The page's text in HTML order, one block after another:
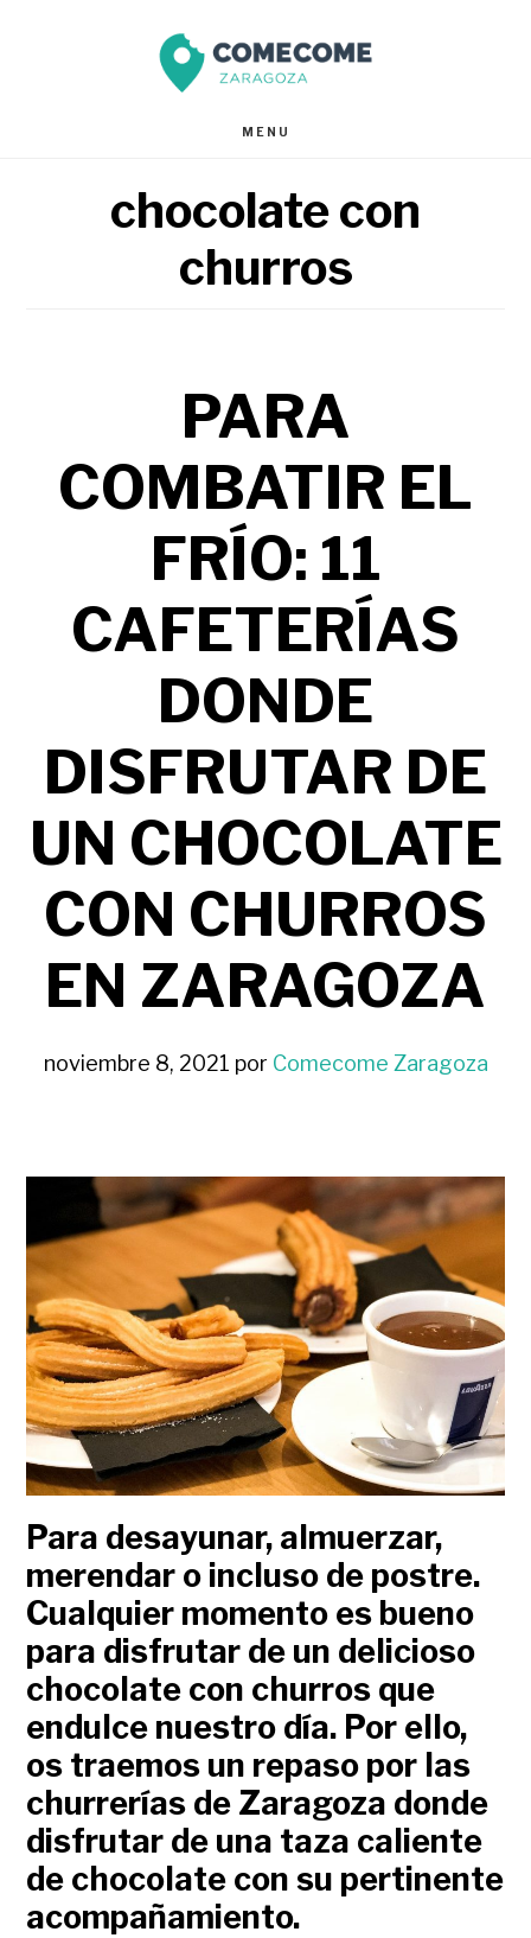
MENU
chocolate con
churros
PARA
COMBATIR EL
FRÍO: 11
CAFETERÍAS
DONDE
DISFRUTAR DE
UN CHOCOLATE
CON CHURROS
EN ZARAGOZA
noviembre 8, 2021 por Comecome Zaragoza
Para desayunar, almuerzar,
merendar o incluso de postre.
Cualquier momento es bueno
para disfrutar de un delicioso
chocolate con churros que
endulce nuestro día. Por ello,
os traemos un repaso por las
churrerías de Zaragoza donde
disfrutar de una taza caliente
de chocolate con su pertinente
acompañamiento.